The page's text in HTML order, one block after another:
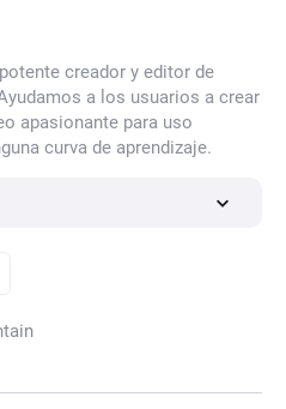
creador y editor de
a los usuarios a crear
apasionante para uso
curva de aprendizaje.